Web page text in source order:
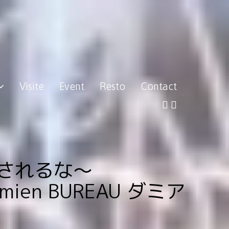
Visite Event Resto Contact
れるな～
ダミア